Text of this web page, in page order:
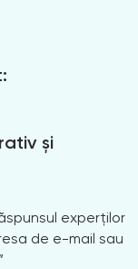
și
experților
de e-mail sau